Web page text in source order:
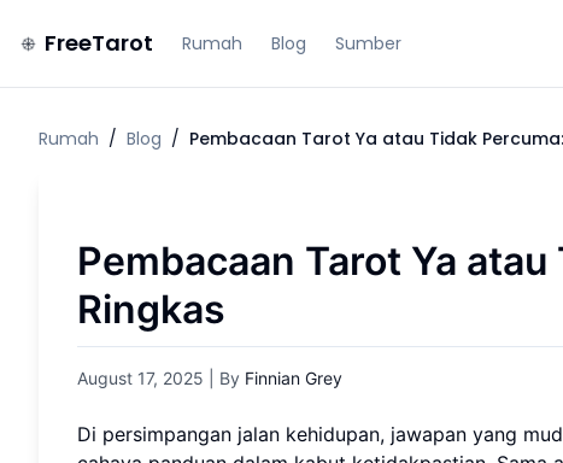
FreeTarot Rumah Blog Sumber
Rumah / Blog / Pembacaan Tarot Ya atau Tidak
Pembacaan Tarot Ya
Ringkas
August 17, 2025 | By Finnian Grey
Di persimpangan jalan kehidupan, jawapan yang